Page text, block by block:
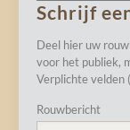
Schrijf
Deel hier uw
voor het publiek,
Verplichte velden
Rouwbericht